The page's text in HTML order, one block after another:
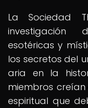
La Sociedad
investigación
esotéricas y
los secretos del
aria en la
miembros
espiritual que